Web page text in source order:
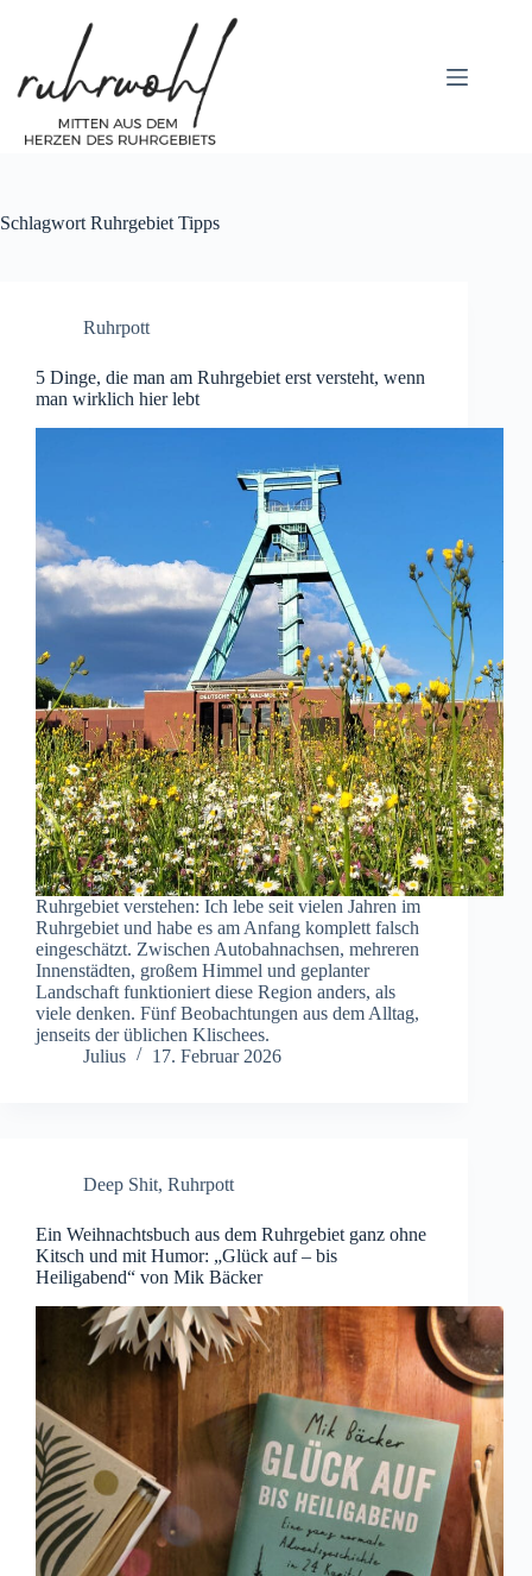
Schlagwort Ruhrgebiet Tipps
Ruhrpott
5 Dinge, die man am Ruhrgebiet erst versteht, wenn
man wirklich hier lebt
Ruhrgebiet verstehen: Ich lebe seit vielen Jahren im
Ruhrgebiet und habe es am Anfang komplett falsch
eingeschätzt. Zwischen Autobahnachsen, mehreren
Innenstädten, großem Himmel und geplanter
Landschaft funktioniert diese Region anders, als
viele denken. Fünf Beobachtungen aus dem Alltag,
jenseits der üblichen Klischees.
Julius
17. Februar 2026
Deep Shit, Ruhrpott
Ein Weihnachtsbuch aus dem Ruhrgebiet ganz ohne
Kitsch und mit Humor: „Glück auf – bis
Heiligabend“ von Mik Bäcker